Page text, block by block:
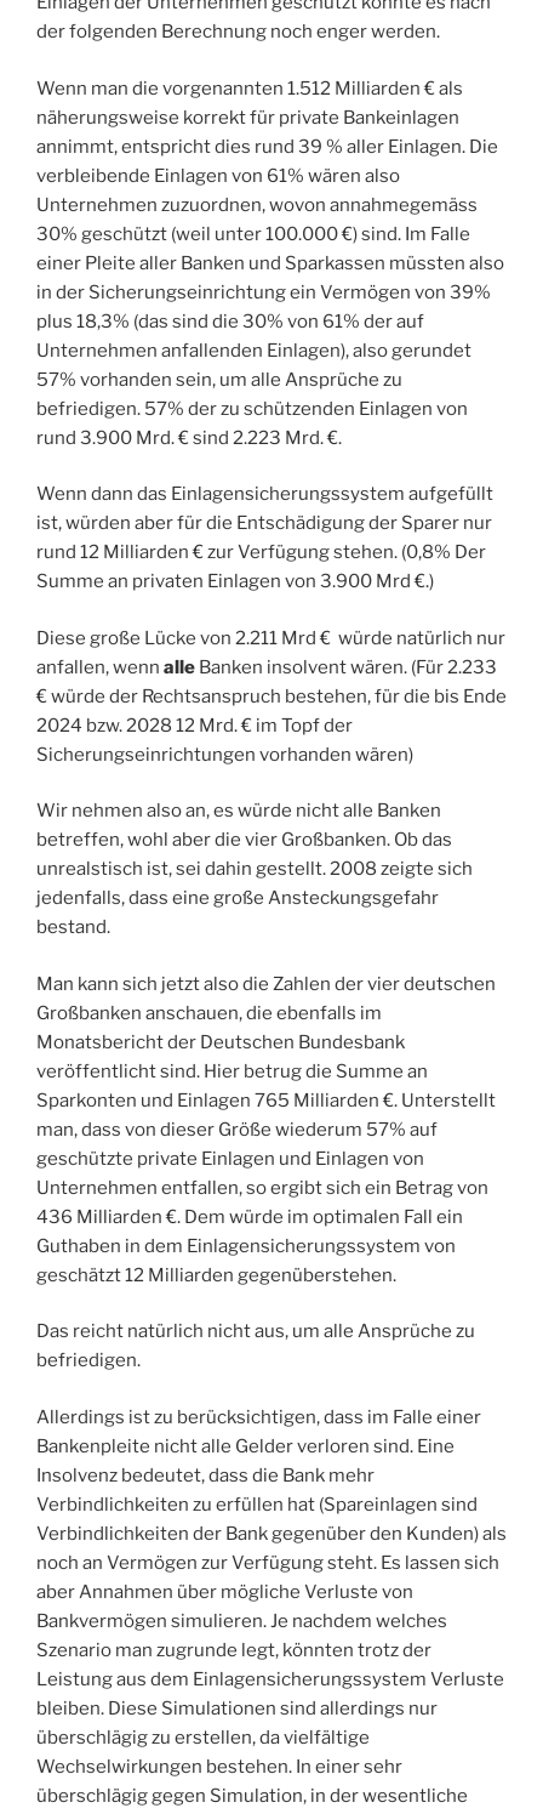
der folgenden Berechnung noch enger werden.
Wenn man die vorgenannten 1.512 Milliarden € als
näherungsweise korrekt für private Bankeinlagen
annimmt, entspricht dies rund 39 % aller Einlagen. Die
verbleibende Einlagen von 61% wären also
Unternehmen zuzuordnen, wovon annahmegemäss
30% geschützt (weil unter 100.000 €) sind. Im Falle
einer Pleite aller Banken und Sparkassen müssten also
in der Sicherungseinrichtung ein Vermögen von 39%
plus 18,3% (das sind die 30% von 61% der auf
Unternehmen anfallenden Einlagen), also gerundet
57% vorhanden sein, um alle Ansprüche zu
befriedigen. 57% der zu schützenden Einlagen von
rund 3.900 Mrd. € sind 2.223 Mrd. €.
Wenn dann das Einlagensicherungssystem aufgefüllt
ist, würden aber für die Entschädigung der Sparer nur
rund 12 Milliarden € zur Verfügung stehen. (0,8% Der
Summe an privaten Einlagen von 3.900 Mrd €.)
Diese große Lücke von 2.211 Mrd € würde natürlich nur
anfallen, wenn alle Banken insolvent wären. (Für 2.233
€ würde der Rechtsanspruch bestehen, für die bis Ende
2024 bzw. 2028 12 Mrd. € im Topf der
Sicherungseinrichtungen vorhanden wären)
Wir nehmen also an, es würde nicht alle Banken
betreffen, wohl aber die vier Großbanken. Ob das
unrealstisch ist, sei dahin gestellt. 2008 zeigte sich
jedenfalls, dass eine große Ansteckungsgefahr
bestand.
Man kann sich jetzt also die Zahlen der vier deutschen
Großbanken anschauen, die ebenfalls im
Monatsbericht der Deutschen Bundesbank
veröffentlicht sind. Hier betrug die Summe an
Sparkonten und Einlagen 765 Milliarden €. Unterstellt
man, dass von dieser Größe wiederum 57% auf
geschützte private Einlagen und Einlagen von
Unternehmen entfallen, so ergibt sich ein Betrag von
436 Milliarden €. Dem würde im optimalen Fall ein
Guthaben in dem Einlagensicherungssystem von
geschätzt 12 Milliarden gegenüberstehen.
Das reicht natürlich nicht aus, um alle Ansprüche zu
befriedigen.
Allerdings ist zu berücksichtigen, dass im Falle einer
Bankenpleite nicht alle Gelder verloren sind. Eine
Insolvenz bedeutet, dass die Bank mehr
Verbindlichkeiten zu erfüllen hat (Spareinlagen sind
Verbindlichkeiten der Bank gegenüber den Kunden) als
noch an Vermögen zur Verfügung steht. Es lassen sich
aber Annahmen über mögliche Verluste von
Bankvermögen simulieren. Je nachdem welches
Szenario man zugrunde legt, könnten trotz der
Leistung aus dem Einlagensicherungssystem Verluste
bleiben. Diese Simulationen sind allerdings nur
überschlägig zu erstellen, da vielfältige
Wechselwirkungen bestehen. In einer sehr
überschlägig gegen Simulation, in der wesentliche